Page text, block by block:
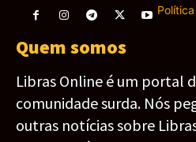
Quem somos
Libras Online é um portal
comunidade surda. Nós
outras notícias sobre